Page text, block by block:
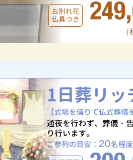
お別れ花
仏具つき
1日葬リッ
【式場を借りて仏式葬儀
通夜を行わず、葬儀・
り行います。
ご参列の目安： 20名程度